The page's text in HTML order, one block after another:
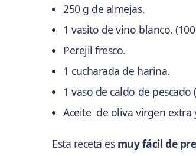
250 g de almejas.
1 vasito de vino blanco.
Perejil fresco.
1 cucharada de harina.
1 vaso de caldo de pescado
Aceite de oliva virgen extra
Esta receta es muy fácil de